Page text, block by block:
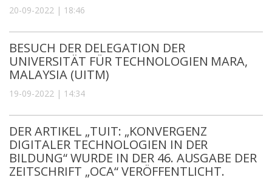
20-09-2022 | 18:46
BESUCH DER DELEGATION DER
UNIVERSITÄT FÜR TECHNOLOGIEN MARA,
MALAYSIA (UITM)
19-09-2022 | 14:34
DER ARTIKEL „TUIT: „KONVERGENZ
DIGITALER TECHNOLOGIEN IN DER
BILDUNG“ WURDE IN DER 46. AUSGABE DER
ZEITSCHRIFT „OCA“ VERÖFFENTLICHT.